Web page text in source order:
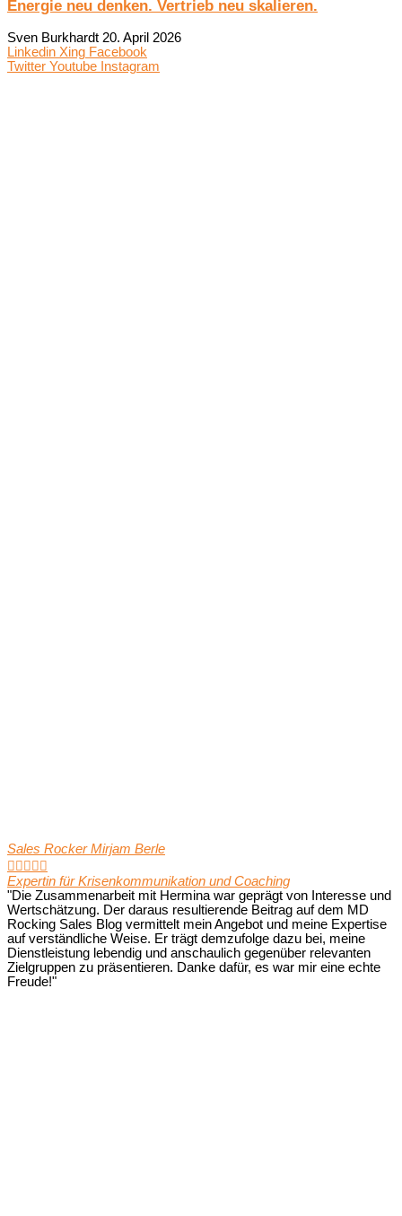
Energie neu denken. Vertrieb neu skalieren.
Sven Burkhardt 20. April 2026
Linkedin Xing Facebook
Twitter Youtube Instagram
Sales Rocker Mirjam Berle
    
Expertin für Krisenkommunikation und Coaching
"Die Zusammenarbeit mit Hermina war geprägt von Interesse und
Wertschätzung. Der daraus resultierende Beitrag auf dem MD
Rocking Sales Blog vermittelt mein Angebot und meine Expertise
auf verständliche Weise. Er trägt demzufolge dazu bei, meine
Dienstleistung lebendig und anschaulich gegenüber relevanten
Zielgruppen zu präsentieren. Danke dafür, es war mir eine echte
Freude!"